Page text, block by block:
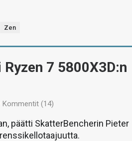
Zen
7 5800X3D:n
Kommentit (14)
päätti SkatterBencherin Pieter